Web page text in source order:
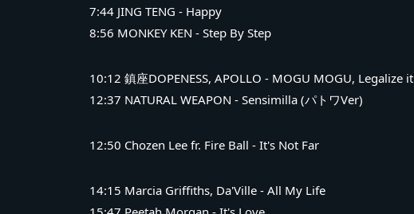
7:44 JING TENG - Happy
8:56 MONKEY KEN - Step By Step
10:12 鎮座DOPENESS, APOLLO - MOGU MOGU, Legalize it
12:37 NATURAL WEAPON - Sensimilla (パトワVer)
12:50 Chozen Lee fr. Fire Ball - It's Not Far
14:15 Marcia Griffiths, Da'Ville - All My Life